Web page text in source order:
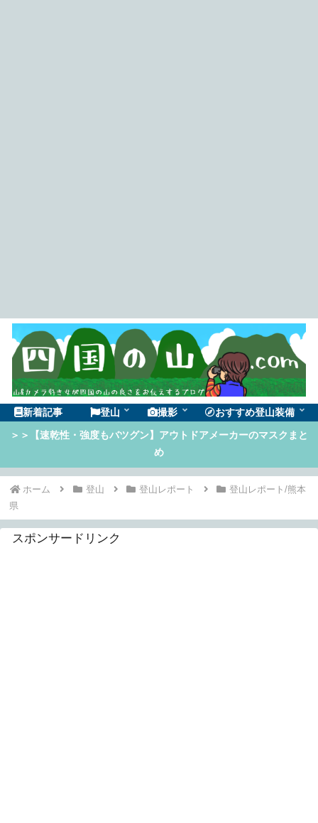
新着記事 登山 撮影 おすすめ登山装備
＞＞【速乾性・強度もバツグン】アウトドアメーカーのマスクまと
め
ホーム 登山 登山レポート
登山レポート/熊本
県
スポンサードリンク